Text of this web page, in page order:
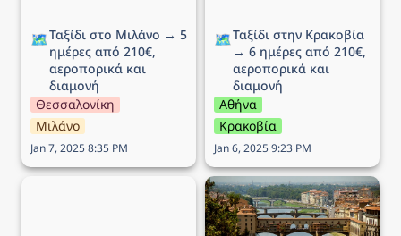
🗺️Ταξίδι στο Μιλάνο → 5
ημέρες από 210€,
αεροπορικά και
διαμονή
Θεσσαλονίκη
Μιλάνο
Jan 7, 2025 8:35 PM
🗺️Ταξίδι στην Κρακοβία
→ 6 ημέρες από 210€,
αεροπορικά και
διαμονή
Αθήνα
Κρακοβία
Jan 6, 2025 9:23 PM
Ταξίδι στην Φλωρεντία →
5 ημέρες από 293€,
αεροπορικά και διαμονή